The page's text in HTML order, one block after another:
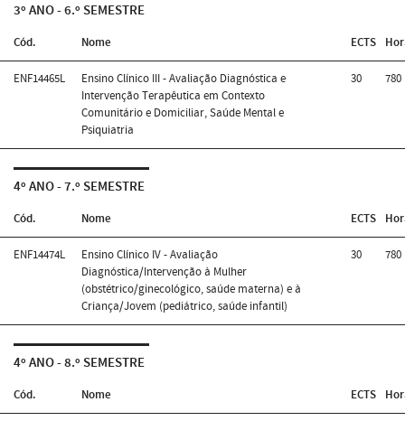
3º ANO - 6.º SEMESTRE
Cód. Nome ECTS
ENF14465L
Ensino Clínico III - Avaliação Diagnóstica e
Intervenção Terapêutica em Contexto
Comunitário e Domiciliar, Saúde Mental e
Psiquiatria
30 780
4º ANO - 7.º SEMESTRE
Cód. Nome ECTS
ENF14474L
Ensino Clínico IV - Avaliação
Diagnóstica/Intervenção à Mulher
(obstétrico/ginecológico, saúde materna) e à
Criança/Jovem (pediátrico, saúde infantil)
30 780
4º ANO - 8.º SEMESTRE
Cód. Nome ECTS